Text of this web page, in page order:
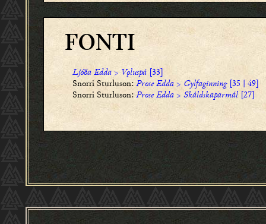
FONTI
Ljóða Edda >Vǫluspá [33]
Snorri Sturluson: Prose Edda > Gylfaginning[35 | 49]
Snorri Sturluson: Prose Edda > Skáldskaparmál [27]